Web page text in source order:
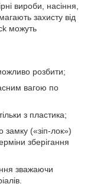
вироби, насіння,
захисту від
можуть
розбити;
вагою по
з пластика;
замку («зіп-лок»)
зберігання
зважаючи